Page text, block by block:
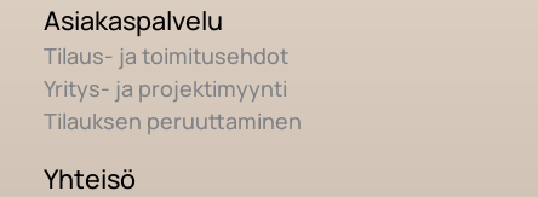
Asiakaspalvelu
Tilaus- ja toimitusehdot
Yritys- ja projektimyynti
Tilauksen peruuttaminen
Yhteisö